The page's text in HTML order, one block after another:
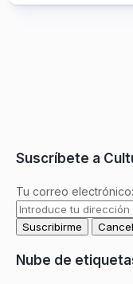
Suscríbete a
Tu correo electrónico:
Nube de